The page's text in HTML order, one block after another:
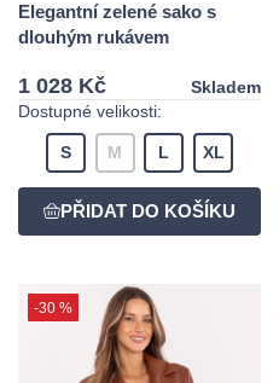
Elegantní zelené sako s
dlouhým rukávem
1 028 Kč
Skladem
Dostupné velikosti:
S M L XL
-30 %